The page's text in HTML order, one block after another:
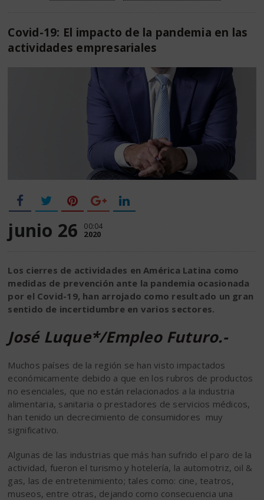
Covid-19: El impacto de la pandemia en las
actividades empresariales
junio 26 00:04
2020
Los cierres de actividades en América Latina como
medidas de prevención ante la pandemia ocasionada
por el Covid-19, han arrojado como resultado un gran
sentido de incertidumbre en varios sectores.
José Luque*/Empleo Futuro.-
Muchos países de la región se han visto impactados
económicamente debido a que en los rubros de productos
no esenciales, que no están relacionados a la industria
alimentaria, sanitaria o prestadores de servicios médicos,
han tenido un decrecimiento de consumidores muy
significativo.
Algunas de las industrias que más han sufrido el paro de la
actividad, fueron el turismo y hotelería, la automotriz, oil &
gas, las de entretenimiento; tales como: cine, teatros,
museos, entre otras, dejando como consecuencia una